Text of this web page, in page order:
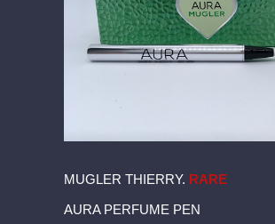
MUGLER THIERRY. RARE
AURA PERFUME PEN